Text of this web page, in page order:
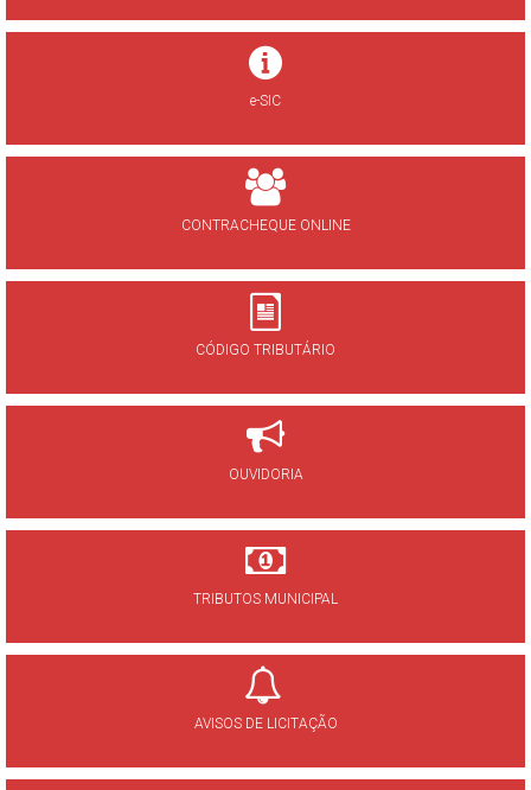
e-SIC
CONTRACHEQUE ONLINE
CÓDIGO TRIBUTÁRIO
OUVIDORIA
TRIBUTOS MUNICIPAL
AVISOS DE LICITAÇÃO